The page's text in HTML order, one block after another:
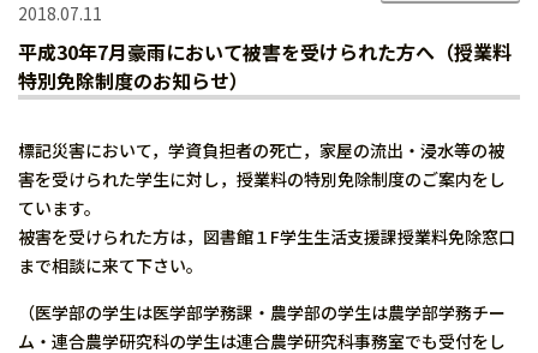
2018.07.11
平成30年7月豪雨において被害を受けられた方へ（授業料
特別免除制度のお知らせ）
標記災害において，学資負担者の死亡，家屋の流出・浸水等の被
害を受けられた学生に対し，授業料の特別免除制度のご案内をし
ています。
被害を受けられた方は，図書館１F学生生活支援課授業料免除窓口
まで相談に来て下さい。
（医学部の学生は医学部学務課・農学部の学生は農学部学務チー
ム・連合農学研究科の学生は連合農学研究科事務室でも受付をし